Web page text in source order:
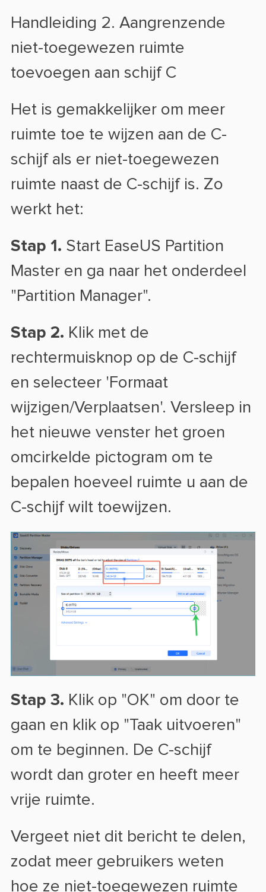
Handleiding 2. Aangrenzende
niet-toegewezen ruimte
toevoegen aan schijf C
Het is gemakkelijker om meer
ruimte toe te wijzen aan de C-
schijf als er niet-toegewezen
ruimte naast de C-schijf is. Zo
werkt het:
Stap 1. Start EaseUS Partition
Master en ga naar het onderdeel
"Partition Manager".
Stap 2. Klik met de
rechtermuisknop op de C-schijf
en selecteer 'Formaat
wijzigen/Verplaatsen'. Versleep in
het nieuwe venster het groen
omcirkelde pictogram om te
bepalen hoeveel ruimte u aan de
C-schijf wilt toewijzen.
Stap 3. Klik op "OK" om door te
gaan en klik op "Taak uitvoeren"
om te beginnen. De C-schijf
wordt dan groter en heeft meer
vrije ruimte.
Vergeet niet dit bericht te delen,
zodat meer gebruikers weten
hoe ze niet-toegewezen ruimte